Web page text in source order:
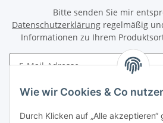
Wie wir Cookies & Co
Durch Klicken auf „Alle
Bitte senden Sie mir
Datenschutzerklärung regelmäßig
Informationen zu Ihrem